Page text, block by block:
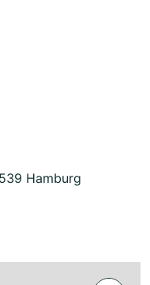
Hamburg